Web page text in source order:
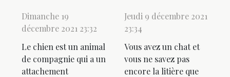
Dimanche 19
décembre 2021 23:32
Le chien est un animal
de compagnie qui a un
attachement
Jeudi 9 décembre 2021
23:34
Vous avez un chat et
vous ne savez pas
encore la litière que